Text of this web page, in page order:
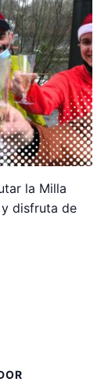
la Milla
disfruta de